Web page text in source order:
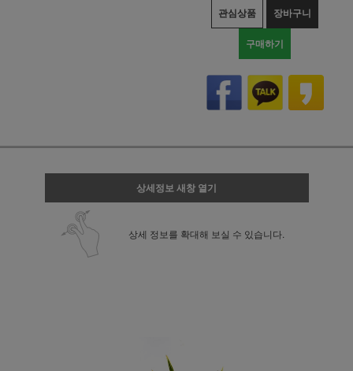
관심상품 장바구니
구매하기
상세정보 새창 열기
상세 정보를 확대해 보실 수 있습니다.